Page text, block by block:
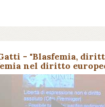
- "Blasfemia,
nel diritto
storico»